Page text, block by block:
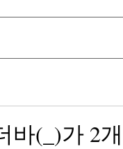
바(_)가 2